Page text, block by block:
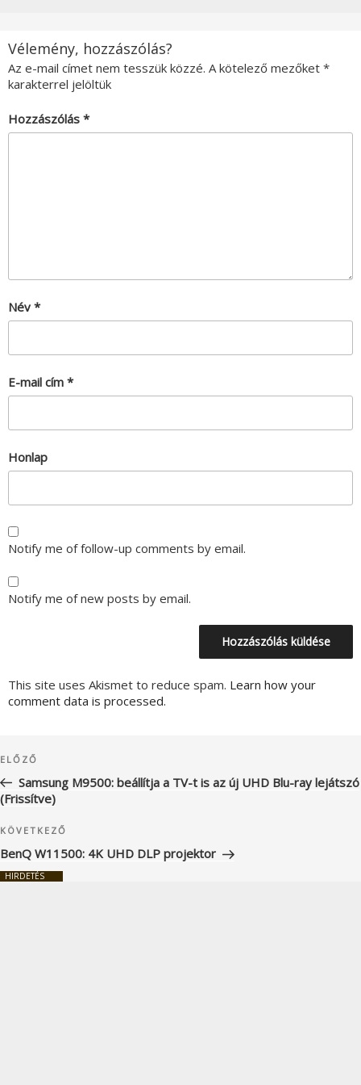
Vélemény, hozzászólás?
Az e-mail címet nem tesszük közzé. A kötelező mezőket *
karakterrel jelöltük
Hozzászólás *
Név *
E-mail cím *
Honlap
Notify me of follow-up comments by email.
Notify me of new posts by email.
This site uses Akismet to reduce spam. Learn how your
comment data is processed.
navigáció
Korábbi
bejegyzés
ELŐZŐ
Samsung M9500: beállítja a TV-t is az új UHD Blu-ray lejátszó
(Frissítve)
Következő
bejegyzés
KÖVETKEZŐ
BenQ W11500: 4K UHD DLP projektor
HIRDETÉS